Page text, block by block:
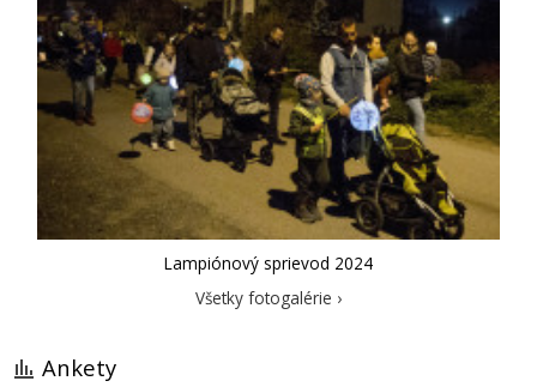
Lampiónový sprievod 2024
Všetky fotogalérie ›
Ankety